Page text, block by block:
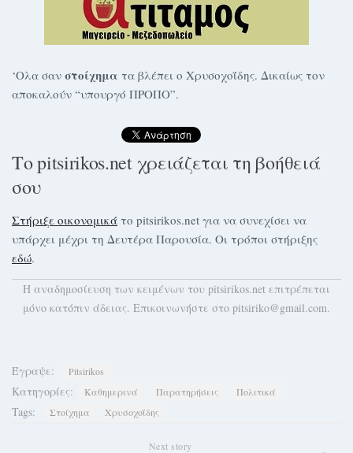
‘Ολα σαν στοίχημα τα βλέπει ο Χρυσοχοΐδης. Δικαίως τον
αποκαλούν “υπουργό ΠΡΟΠΟ”.
Το pitsirikos.net χρειάζεται τη βοήθειά
σου
Στήριξε οικονομικά το pitsirikos.net για να συνεχίσει να
υπάρχει μέχρι τη Δευτέρα Παρουσία. Οι τρόποι στήριξης
εδώ.
H αναδημοσίευση των κειμένων του pitsirikos.net επιτρέπεται
μόνο κατόπιν άδειας. Επικοινωνήστε στο pitsiriko@gmail.com.
Έγραψε: Pitsirikos
Κατηγορίες: Καθημερινά Παρατηρήσεις Πολιτικά
Tags: Στοίχημα Χρυσοχοΐδης
Next story